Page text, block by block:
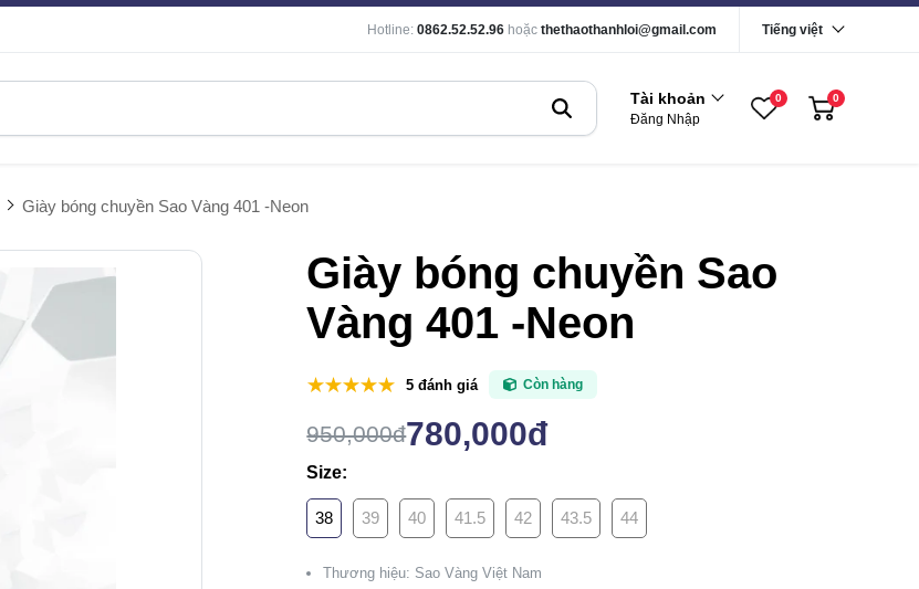
Hotline: 0862.52.52.96 hoặc thethaothanhloi@gmail.com Tiếng việt
Tài khoản
Đăng Nhập
0 0
Giày bóng chuyền Sao Vàng 401 -Neon
Giày bóng chuyền Sao
Vàng 401 -Neon
5 đánh giá Còn hàng
950,000đ780,000đ
Size:
38 39 40 41.5 42 43.5 44
Thương hiệu: Sao Vàng Việt Nam